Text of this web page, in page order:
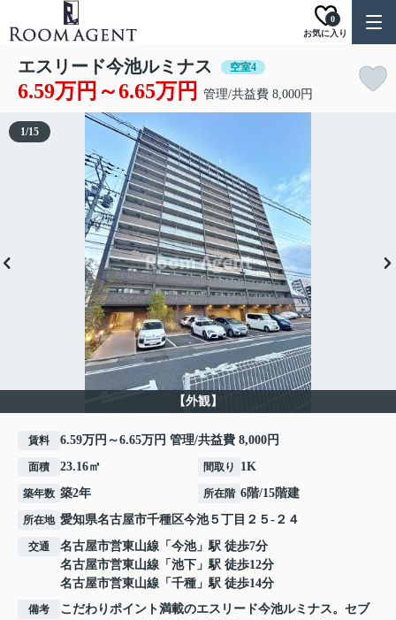
お気に入り
0
エスリード今池ルミナス 空室4
6.59万円～6.65万円 管理/共益費 8,000円
【外観】
1/15
賃料 6.59万円～6.65万円 管理/共益費 8,000円
面積 23.16㎡ 間取り 1K
築年数 築2年 所在階 6階/15階建
所在地 愛知県名古屋市千種区今池５丁目２５-２４
交通 名古屋市営東山線 「 今池」駅 徒歩7分
名古屋市営東山線 「 池下 」駅 徒歩12分
名古屋市営東山線 「 千種 」駅 徒歩14分
備考
こだわりポイント満載のエスリード今池ルミナス。セブ